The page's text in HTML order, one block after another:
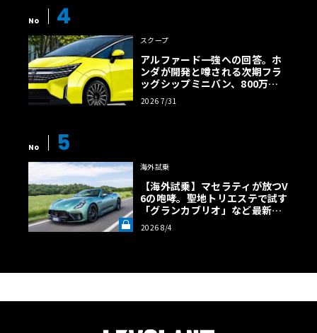
No 4
スクープ
アルファード一強への回答。ホ
ンダが開発と噂される次期フラ
ッグシップミニバン、800万円
超の勝算【予想CG】
2026 7/31
No 5
海外試乗
【海外試乗】マセラティが放つV
6の咆哮。聖地トリエステで試す
「グランカブリオ」など最新ト
ロフェオ3台の官能評価《LE VO
LANT LAB》
2026 8/4